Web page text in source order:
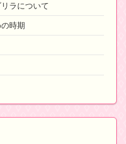
ラについて
時期